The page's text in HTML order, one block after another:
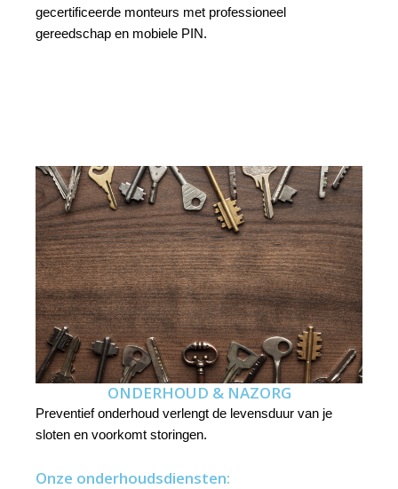
gecertificeerde monteurs met professioneel
gereedschap en mobiele PIN.
ONDERHOUD & NAZORG
Preventief onderhoud verlengt de levensduur van je
sloten en voorkomt storingen.
Onze onderhoudsdiensten: